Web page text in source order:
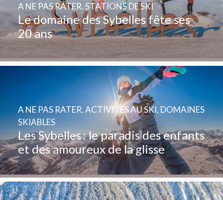
Le domaine des Sybelles fête ses
20 ans
A NE PAS RATER,STATIONS DE SKI
Les Sybelles : le paradis des enfants
et des amoureux de la glisse
A NE PAS RATER,ACTIVITÉS AU SKI, DOMAINES
SKIABLES